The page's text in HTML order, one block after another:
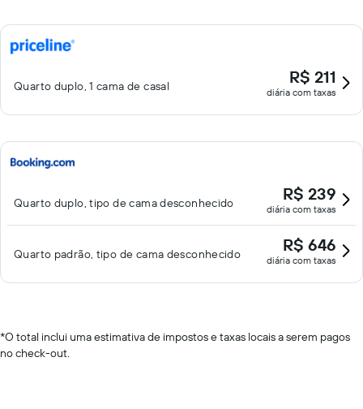
Quarto duplo, 1 cama de casal R$ 211
diária com taxas
Quarto duplo, tipo de cama desconhecido R$ 239
diária com taxas
Quarto padrão, tipo de cama desconhecido R$ 646
diária com taxas
*O total inclui uma estimativa de impostos e taxas locais a serem pagos
no check-out.